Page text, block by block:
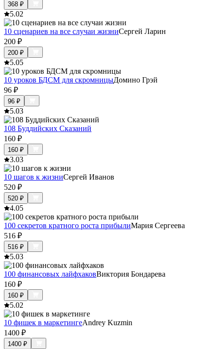
368 ₽
5.02
10 сценариев на все случаи жизниСергей Ларин
200 ₽
200 ₽
5.05
10 уроков БДСМ для скромницыДомино Грэй
96 ₽
96 ₽
5.03
108 Буддийских Сказаний
160 ₽
160 ₽
3.03
10 шагов к жизниСергей Иванов
520 ₽
520 ₽
4.05
100 секретов кратного роста прибылиМария Сергеева
516 ₽
516 ₽
5.03
100 финансовых лайфхаковВиктория Бондарева
160 ₽
160 ₽
5.02
10 фишек в маркетингеAndrey Kuzmin
1400 ₽
1400 ₽